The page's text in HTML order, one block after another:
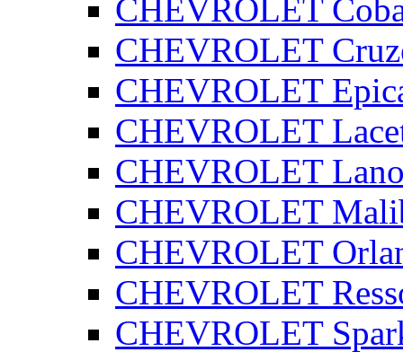
CHEVROLET
CHEVROLET
CHEVROLET
CHEVROLET
CHEVROLET
CHEVROLET
CHEVROLET
CHEVROLET
CHEVROLET